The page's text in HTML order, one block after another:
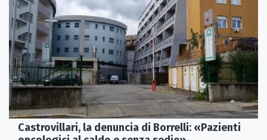
Castrovillari, la denuncia di Borrelli: «Pazienti